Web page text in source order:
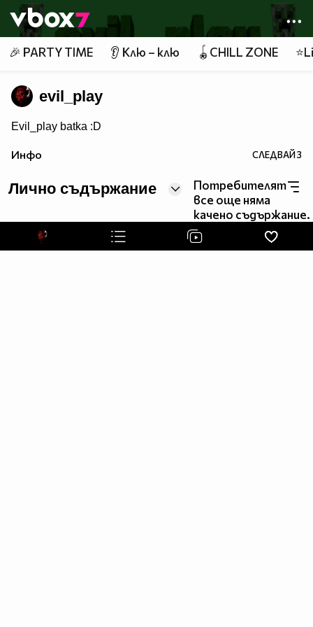
Member of
👾
🎉 PARTY TIME 👂 Клю – клю 🪀CHILL ZONE
evil_play
Evil_play batka :D
Инфо СЛЕДВАЙ3
Лично съдържание
Потребителят
все още няма
качено съдържание.